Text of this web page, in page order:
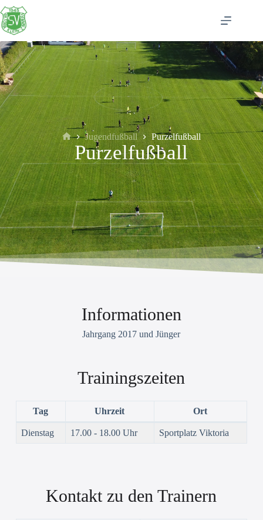
Jugendfußball Purzelfußball
Purzelfußball
Informationen
Jahrgang 2017 und Jünger
Trainingszeiten
Tag Uhrzeit Ort
Dienstag 17.00 - 18.00 Uhr Sportplatz Viktoria
Kontakt zu den Trainern